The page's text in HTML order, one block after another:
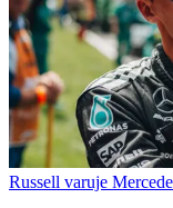
Russell varuje